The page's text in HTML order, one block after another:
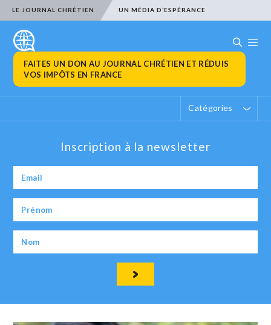
LE JOURNAL CHRÉTIEN UN MÉDIA D’ESPÉRANCE
FAITES UN DON AU JOURNAL CHRÉTIEN ET RÉDUIS
VOS IMPÔTS EN FRANCE
Catégories
Inscription à la newsletter